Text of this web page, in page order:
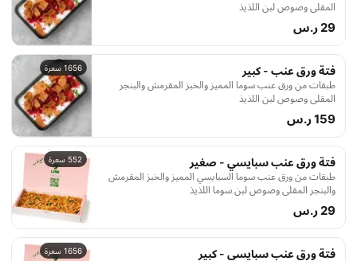
المقلي وصوص لبن اللذيذ
29 ر.س
1656 سعرة فتة ورق عنب - كبير
طبقات من ورق عنب سوما المميز والخبز المقرمش والبنجر
المقلي وصوص لبن اللذيذ
159 ر.س
552 سعرة فتة ورق عنب سبايسي - صغير
طبقات من ورق عنب سوما السبايسي المميز والخبز المقرمش
والبنجر المقلي وصوص لبن سوما اللذيذ
29 ر.س
1656 سعرة فتة ورق عنب سبايسي - كبير